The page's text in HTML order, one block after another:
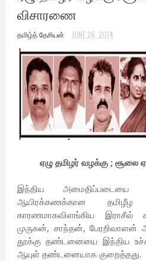
விசாரணை
தமிழ்த் தேசியன் JUNE 26, 2014
ஏழு தமிழர் வழக்கு ; சூலை
இந்திய அமைதிப்படையை
ஆயிரக்கணக்கான
காரணமாகவிளங்கிய
முருகன், சாந்தன், பேரறிவாளன்
தூக்கு தண்டனையை இந்திய
ஆயுள் தண்டனையாக குறைத்தது.